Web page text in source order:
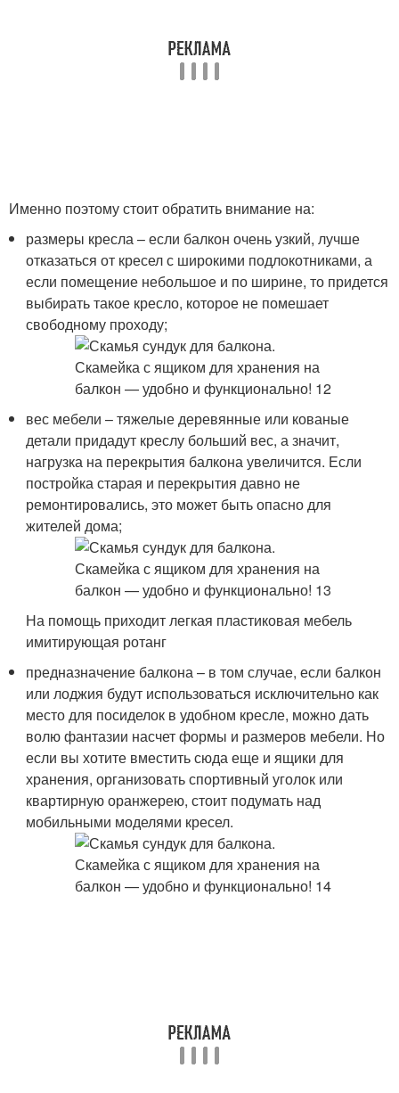
Именно поэтому стоит обратить внимание на:
размеры кресла – если балкон очень узкий, лучше
отказаться от кресел с широкими подлокотниками, а
если помещение небольшое и по ширине, то придется
выбирать такое кресло, которое не помешает
свободному проходу;
вес мебели – тяжелые деревянные или кованые
детали придадут креслу больший вес, а значит,
нагрузка на перекрытия балкона увеличится. Если
постройка старая и перекрытия давно не
ремонтировались, это может быть опасно для
жителей дома;
На помощь приходит легкая пластиковая мебель
имитирующая ротанг
предназначение балкона – в том случае, если балкон
или лоджия будут использоваться исключительно как
место для посиделок в удобном кресле, можно дать
волю фантазии насчет формы и размеров мебели. Но
если вы хотите вместить сюда еще и ящики для
хранения, организовать спортивный уголок или
квартирную оранжерею, стоит подумать над
мобильными моделями кресел.